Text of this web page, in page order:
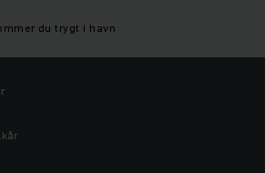
du trygt i havn